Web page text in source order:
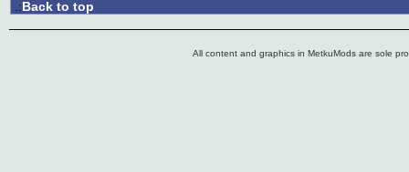
.:Back to top
All content and graphics in MetkuMods are sole